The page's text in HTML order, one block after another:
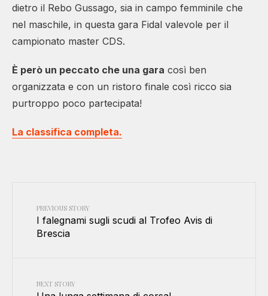
dietro il Rebo Gussago, sia in campo femminile che
nel maschile, in questa gara Fidal valevole per il
campionato master CDS.
È però un peccato che una gara così ben
organizzata e con un ristoro finale così ricco sia
purtroppo poco partecipata!
La classifica completa.
PREVIOUS STORY
I falegnami sugli scudi al Trofeo Avis di
Brescia
NEXT STORY